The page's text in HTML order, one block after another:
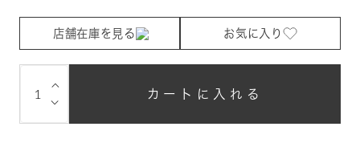
店舗在庫を見る お気に入り
⌵
⌵ カートに入れる